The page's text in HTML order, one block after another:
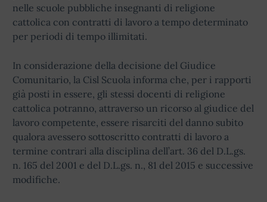
nelle scuole pubbliche insegnanti di religione
cattolica con contratti di lavoro a tempo determinato
per periodi di tempo illimitati.
In considerazione della decisione del Giudice
Comunitario, la Cisl Scuola informa che, per i rapporti
già posti in essere, gli stessi docenti di religione
cattolica potranno, attraverso un ricorso al giudice del
lavoro competente, essere risarciti del danno subito
qualora avessero sottoscritto contratti di lavoro a
termine contrari alla disciplina dell’art. 36 del D.L.gs.
n. 165 del 2001 e del D.L.gs. n., 81 del 2015 e successive
modifiche.